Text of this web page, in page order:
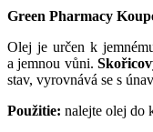
Green Pharmacy
Olej je určen k
a jemnou vůni.
stav, vyrovnává se s
Použitie: nalejte olej do